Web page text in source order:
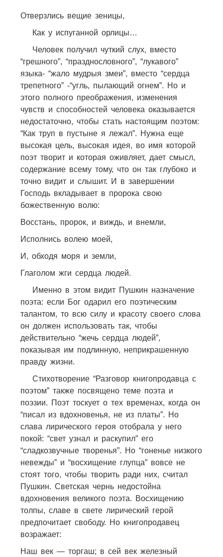
Отверзлись вещие зеницы,
Как у испуганной орлицы…
Человек получил чуткий слух, вместо
“грешного”, “празднословного”, “лукавого”
языка- “жало мудрыя змеи”, вместо “сердца
трепетного” -“угль, пылающий огнем”. Но и
этого полного преображения, изменения
чувств и способностей человека оказывается
недостаточно, чтобы стать настоящим поэтом:
“Как труп в пустыне я лежал”. Нужна еще
высокая цель, высокая идея, во имя которой
поэт творит и которая оживляет, дает смысл,
содержание всему тому, что он так глубоко и
точно видит и слышит. И в завершении
Господь вкладывает в пророка свою
божественную волю:
Восстань, пророк, и виждь, и внемли,
Исполнись волею моей,
И, обходя моря и земли,
Глаголом жги сердца людей.
Именно в этом видит Пушкин назначение
поэта: если Бог одарил его поэтическим
талантом, то всю силу и красоту своего слова
он должен использовать так, чтобы
действительно “жечь сердца людей”,
показывая им подлинную, неприкрашенную
правду жизни.
Стихотворение “Разговор книгопродавца с
поэтом” также посвящено теме поэта и
поэзии. Поэт тоскует о тех временах, когда он
“писал из вдохновенья, не из платы”. Но
слава лирического героя отобрала у него
покой: “свет узнал и раскупил” его
“сладкозвучные творенья”. Но “гоненье низкого
невежды” и “восхищение глупца” вовсе не
стоят того, чтобы творить ради них, считал
Пушкин. Светская чернь недостойна
вдохновения великого поэта. Восхищению
толпы, славе в свете лирический герой
предпочитает свободу. Но книгопродавец
возражает:
Наш век — торгаш; в сей век железный